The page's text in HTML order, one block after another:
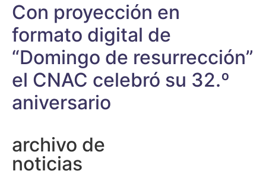
Con proyección en
formato digital de
“Domingo de resurrección”
el CNAC celebró su 32.º
aniversario
archivo de
noticias